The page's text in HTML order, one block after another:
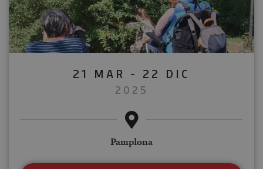
21 MAR - 22 DIC
2025
Pamplona